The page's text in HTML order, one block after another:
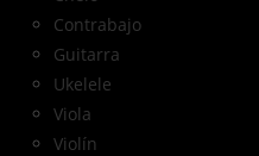
Contrabajo
Guitarra
Ukelele
Viola
Violín